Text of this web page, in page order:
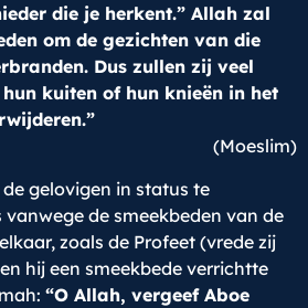
die je herkent.” Allah zal
om de gezichten van die
Dus zullen zij veel
kuiten of hun knieën in het
(Moeslim)
gelovigen in status te
de smeekbeden van de
zoals de Profeet (vrede zij
hij een smeekbede verrichtte
“O Allah, vergeef Aboe